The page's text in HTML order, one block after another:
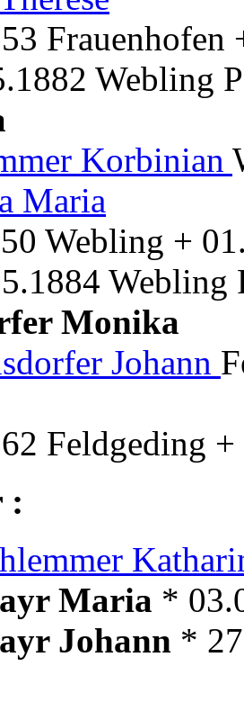
Frauenhofen
Webling
Korbinian
Maria
Webling +
Monika
Johann
Feldgeding
:
Maria *
Johann *